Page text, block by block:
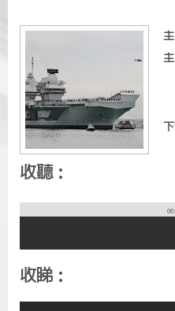
主
主
收聽：
收睇：